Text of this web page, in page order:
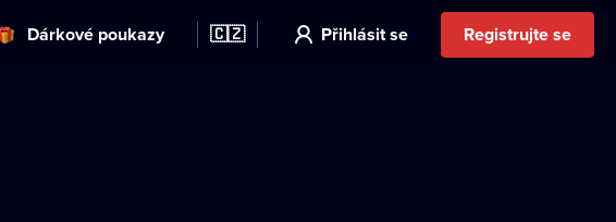
Dárkové poukazy 🇨🇿 Přihlásit se Registrujte se